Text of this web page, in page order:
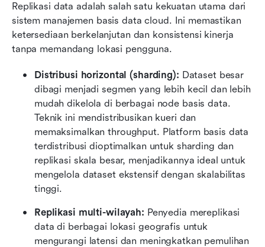
Replikasi data adalah salah satu kekuatan utama dari
sistem manajemen basis data cloud. Ini memastikan
ketersediaan berkelanjutan dan konsistensi kinerja
tanpa memandang lokasi pengguna.
Distribusi horizontal (sharding): Dataset besar
dibagi menjadi segmen yang lebih kecil dan lebih
mudah dikelola di berbagai node basis data.
Teknik ini mendistribusikan kueri dan
memaksimalkan throughput. Platform basis data
terdistribusi dioptimalkan untuk sharding dan
replikasi skala besar, menjadikannya ideal untuk
mengelola dataset ekstensif dengan skalabilitas
tinggi.
Replikasi multi-wilayah: Penyedia mereplikasi
data di berbagai lokasi geografis untuk
mengurangi latensi dan meningkatkan pemulihan